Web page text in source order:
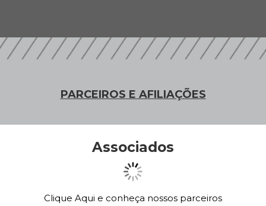
PARCEIROS E AFILIAÇÕES
Associados
Clique Aqui e conheça nossos parceiros